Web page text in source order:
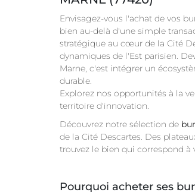
Envisagez-vous l'achat de vos
bien au-delà d'une simple
stratégique au cœur de la Cité
dynamiques de l'Est parisien.
Marne, c'est intégrer un
durable.
Explorez nos opportunités à la
territoire d'innovation.
Découvrez notre sélection de
de la Cité Descartes. Des
trouvez le bien qui correspond à
Pourquoi acheter ses